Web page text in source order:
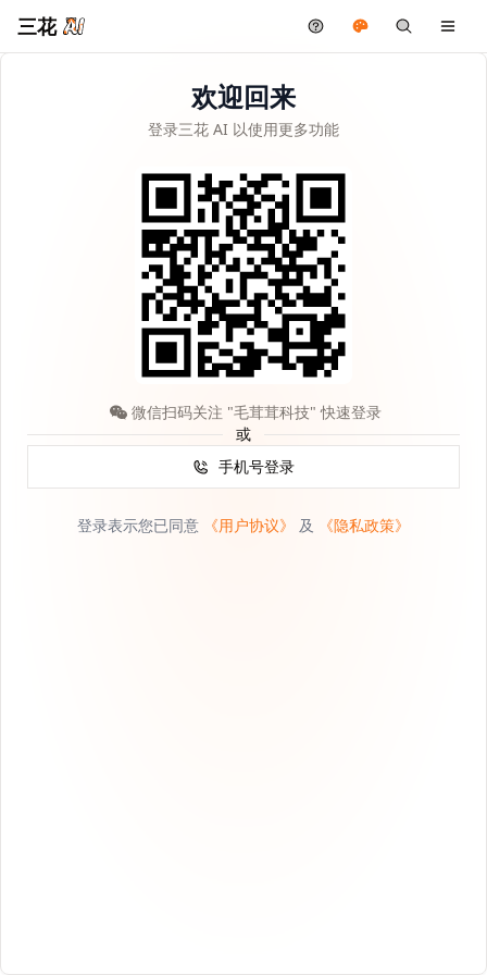
三花
欢迎回来
登录三花 AI 以使用更多功能
手机号登录
或
微信扫码关注 "毛茸茸科技" 快速登录
登录表示您已同意 《用户协议》 及 《隐私政策》